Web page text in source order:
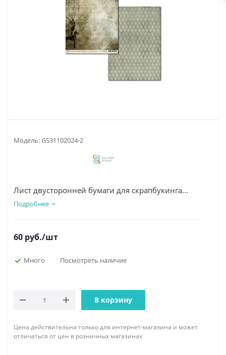
Модель:GS31102024-2
Лист двусторонней бумаги для скрапбукинга...
Подробнее
60 руб./шт
Много Посмотреть наличие
В корзину
Цена действительна только для интернет-магазина и может
отличаться от цен в розничных магазинах